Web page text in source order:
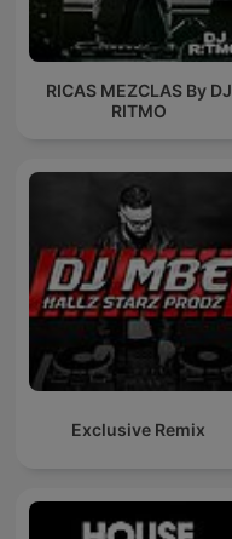
RICAS MEZCLAS By DJ
RITMO
Exclusive Remix